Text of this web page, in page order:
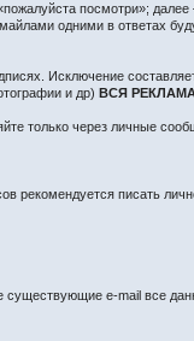
посмотри»;
одними в ответах
Исключение
и др) ВСЯ
только через личные
рекомендуется писать
e-mail все